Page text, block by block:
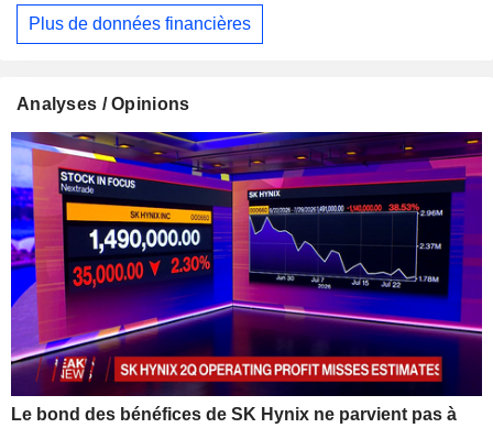
Plus de données financières
Analyses / Opinions
Le bond des bénéfices de SK Hynix ne parvient pas à